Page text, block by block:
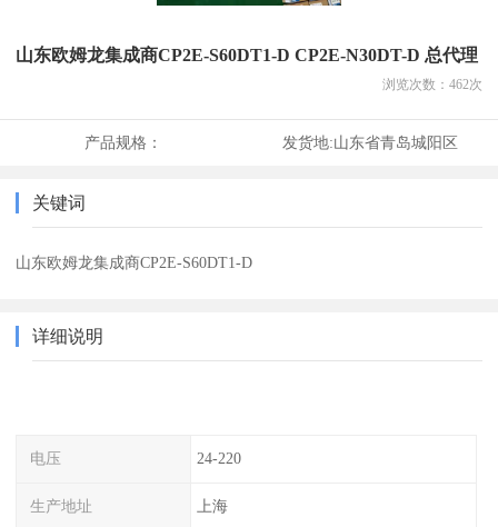
山东欧姆龙集成商CP2E-S60DT1-D CP2E-N30DT-D 总代理
浏览次数： 462次
产品规格： 发货地:山东省青岛城阳区
关键词
山东欧姆龙集成商CP2E-S60DT1-D
详细说明
电压 24-220
生产地址 上海